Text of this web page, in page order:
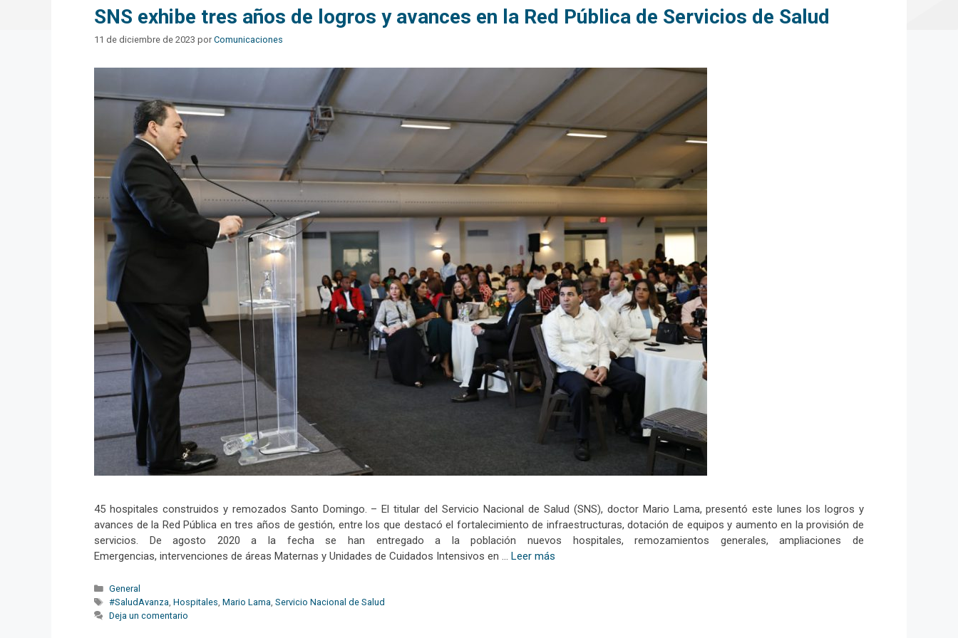
SNS exhibe tres años de logros y avances en la Red Pública de Servicios de Salud
11 de diciembre de 2023 por Comunicaciones
45 hospitales construidos y remozados Santo Domingo. – El titular del Servicio Nacional de Salud (SNS), doctor Mario Lama, presentó este lunes los logros y
avances de la Red Pública en tres años de gestión, entre los que destacó el fortalecimiento de infraestructuras, dotación de equipos y aumento en la provisión de
servicios. De agosto 2020 a la fecha se han entregado a la población nuevos hospitales, remozamientos generales, ampliaciones de
Emergencias, intervenciones de áreas Maternas y Unidades de Cuidados Intensivos en … Leer más
Categorías
General
Etiquetas
#SaludAvanza, Hospitales, Mario Lama, Servicio Nacional de Salud
Deja un comentario